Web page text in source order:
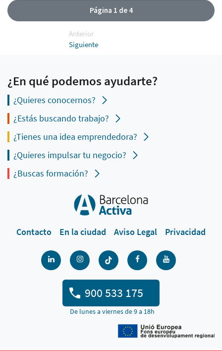
Página 1 de 4
Anterior
Siguiente
¿En qué podemos ayudarte?
¿Quieres conocernos?
¿Estás buscando trabajo?
¿Tienes una idea emprendedora?
¿Quieres impulsar tu negocio?
¿Buscas formación?
Contacto En la ciudad Aviso Legal Privacidad
900 533 175
De lunes a viernes de 9 a 18h